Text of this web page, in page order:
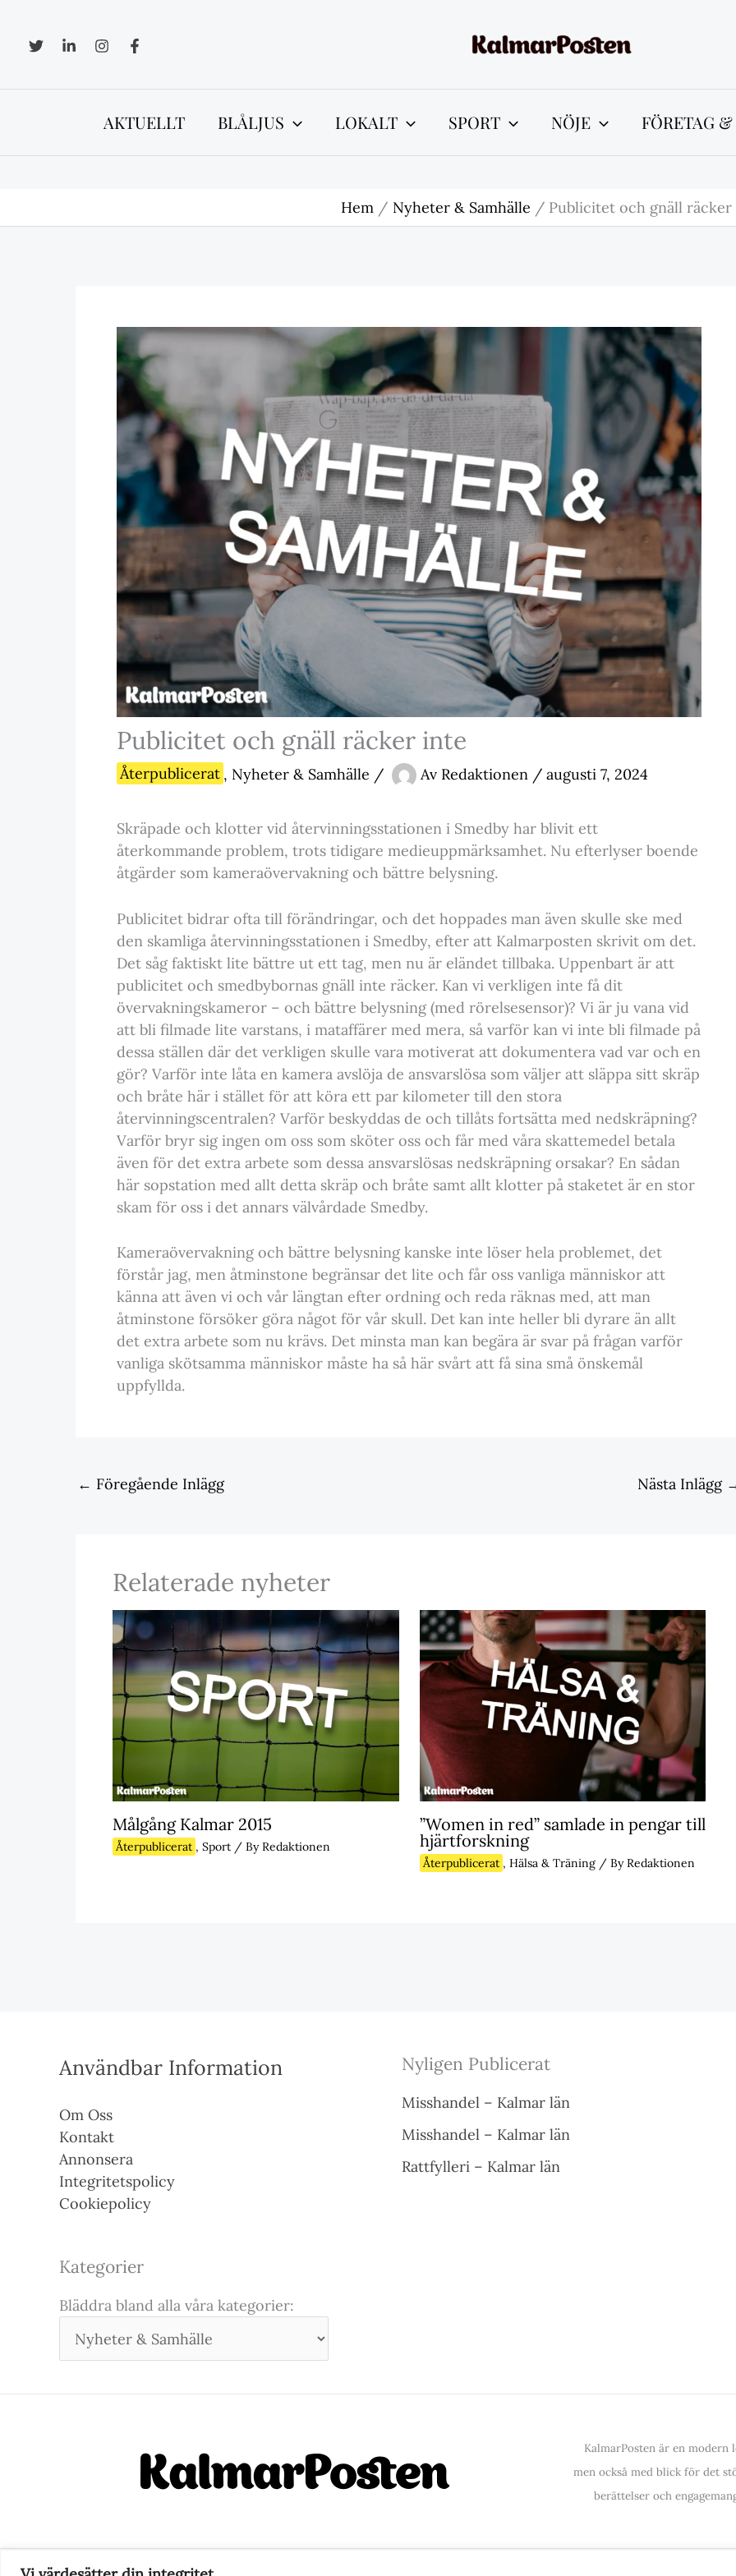
innehåll
AKTUELLT BLÅLJUS LOKALT SPORT NÖJE FÖRETAG
Hem Nyheter & Samhälle Publicitet och gnäll
Publicitet och gnäll räcker inte
Återpublicerat , Nyheter & Samhälle / Av Redaktionen / augusti 7, 2024
Skräpade och klotter vid återvinningsstationen i Smedby har blivit ett
återkommande problem, trots tidigare medieuppmärksamhet. Nu efterlyser boende
åtgärder som kameraövervakning och bättre belysning.
Publicitet bidrar ofta till förändringar, och det hoppades man även skulle ske med
den skamliga återvinningsstationen i Smedby, efter att Kalmarposten skrivit om det.
Det såg faktiskt lite bättre ut ett tag, men nu är eländet tillbaka. Uppenbart är att
publicitet och smedbybornas gnäll inte räcker. Kan vi verkligen inte få dit
övervakningskameror – och bättre belysning (med rörelsesensor)? Vi är ju vana vid
att bli filmade lite varstans, i mataffärer med mera, så varför kan vi inte bli filmade på
dessa ställen där det verkligen skulle vara motiverat att dokumentera vad var och en
gör? Varför inte låta en kamera avslöja de ansvarslösa som väljer att släppa sitt skräp
och bråte här i stället för att köra ett par kilometer till den stora
återvinningscentralen? Varför beskyddas de och tillåts fortsätta med nedskräpning?
Varför bryr sig ingen om oss som sköter oss och får med våra skattemedel betala
även för det extra arbete som dessa ansvarslösas nedskräpning orsakar? En sådan
här sopstation med allt detta skräp och bråte samt allt klotter på staketet är en stor
skam för oss i det annars välvårdade Smedby.
Kameraövervakning och bättre belysning kanske inte löser hela problemet, det
förstår jag, men åtminstone begränsar det lite och får oss vanliga människor att
känna att även vi och vår längtan efter ordning och reda räknas med, att man
åtminstone försöker göra något för vår skull. Det kan inte heller bli dyrare än allt
det extra arbete som nu krävs. Det minsta man kan begära är svar på frågan varför
vanliga skötsamma människor måste ha så här svårt att få sina små önskemål
uppfyllda.
← Föregående Inlägg Nästa Inlägg
Relaterade nyheter
Målgång Kalmar 2015
Återpublicerat , Sport / ByRedaktionen
”Women in red” samlade in pengar till
hjärtforskning
Återpublicerat , Hälsa & Träning/ ByRedaktionen
Användbar Information
Om Oss
Kontakt
Annonsera
Integritetspolicy
Cookiepolicy
Kategorier
Bläddra bland alla våra kategorier:
Nyligen Publicerat
Misshandel – Kalmar län
Misshandel – Kalmar län
Rattfylleri – Kalmar län
KalmarPosten är en modern
men också med blick för det
berättelser och